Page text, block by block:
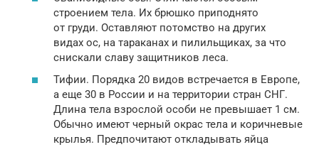
строением тела. Их брюшко приподнято
от груди. Оставляют потомство на других
видах ос, на тараканах и пилильщиках, за что
снискали славу защитников леса.
Тифии. Порядка 20 видов встречается в Европе,
а еще 30 в России и на территории стран СНГ.
Длина тела взрослой особи не превышает 1 см.
Обычно имеют черный окрас тела и коричневые
крылья. Предпочитают откладывать яйца